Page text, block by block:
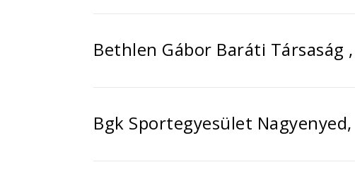
Bethlen Gábor Baráti Társaság
Bgk Sportegyesület